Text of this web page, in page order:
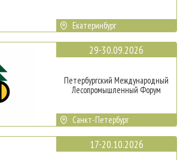
Екатеринбург
29-30.09.2026
Петербургский Международный
Лесопромышленный Форум
Санкт-Петербург
17-20.10.2026